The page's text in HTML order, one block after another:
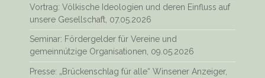
Vortrag: Völkische Ideologien und deren Einfluss auf
unsere Gesellschaft, 07.05.2026
Seminar: Fördergelder für Vereine und
gemeinnützige Organisationen, 09.05.2026
Presse: „Brückenschlag für alle“ Winsener Anzeiger,